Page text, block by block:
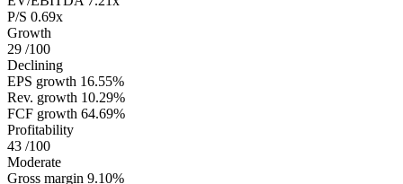
P/S 0.69x
Growth
29 /100
Declining
EPS growth 16.55%
Rev. growth 10.29%
FCF growth 64.69%
Profitability
43 /100
Moderate
Gross margin 9.10%